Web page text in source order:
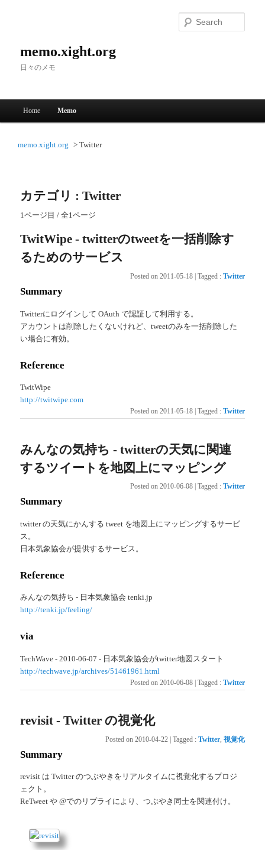
memo.xight.org
日々のメモ
Skip to primary content
Skip to secondary content
Home Memo
memo.xight.org Twitter
カテゴリ : Twitter
1ページ目 / 全1ページ
TwitWipe - twitterのtweetを一括削除す
るためのサービス
Posted on 2011-05-18 | Tagged : Twitter
Summary
Twitterにログインして OAuth で認証して利用する。
アカウントは削除したくないけれど、tweetのみを一括削除した
い場合に有効。
Reference
TwitWipe
http://twitwipe.com
Posted on 2011-05-18 Tagged : Twitter
みんなの気持ち - twitterの天気に関連
するツイートを地図上にマッピング
Posted on 2010-06-08 | Tagged : Twitter
Summary
twitter の天気にかんする tweet を地図上にマッピングするサービ
ス。
日本気象協会が提供するサービス。
Reference
みんなの気持ち - 日本気象協会 tenki.jp
http://tenki.jp/feeling/
via
TechWave - 2010-06-07 - 日本気象協会がtwitter地図スタート
http://techwave.jp/archives/51461961.html
Posted on 2010-06-08 Tagged : Twitter
revisit - Twitter の視覚化
Posted on 2010-04-22 | Tagged : Twitter, 視覚化
Summary
revisit は Twitter のつぶやきをリアルタイムに視覚化するプロジ
ェクト。
ReTweet や @でのリプライにより、つぶやき同士を関連付け。